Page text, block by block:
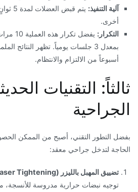
آلية التنفيذ:
أخرى.
التكرار:
يفضل
أسبوعاً من الالتزام والانتظام.
​ثالثاً: التقنيات
الجراحية
​بفضل التطور التقني، أصبح من الممكن
الحاجة لتدخل جراحي معقد:
تضييق المهبل بالليزر (Laser Tightening):
توجيه نبضات حرارية مدروسة للأنسجة،